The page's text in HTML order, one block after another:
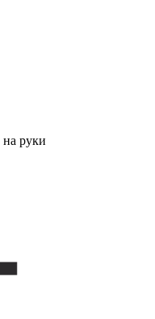
на руки